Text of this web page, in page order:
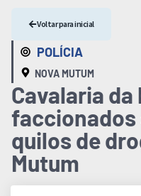
POLÍCIA
NOVA MUTUM
Voltar para inicial
Cavalaria da
faccionados
quilos de
Mutum